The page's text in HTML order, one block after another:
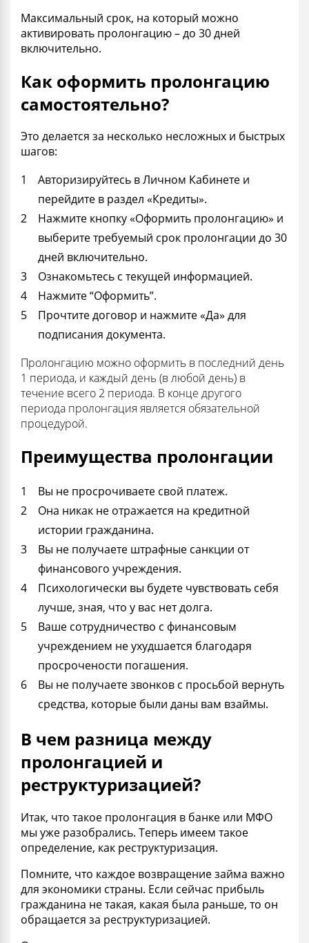
Максимальный срок, на который можно
активировать пролонгацию – до 30 дней
включительно.
Как оформить пролонгацию
самостоятельно?
Это делается за несколько несложных и быстрых
шагов:
Авторизируйтесь в Личном Кабинете и
перейдите в раздел «Кредиты».
Нажмите кнопку «Оформить пролонгацию» и
выберите требуемый срок пролонгации до 30
дней включительно.
Ознакомьтесь с текущей информацией.
Нажмите “Оформить”.
Прочтите договор и нажмите «Да» для
подписания документа.
Пролонгацию можно оформить в последний день
1 периода, и каждый день (в любой день) в
течение всего 2 периода. В конце другого
периода пролонгация является обязательной
процедурой.
Преимущества пролонгации
Вы не просрочиваете свой платеж.
Она никак не отражается на кредитной
истории гражданина.
Вы не получаете штрафные санкции от
финансового учреждения.
Психологически вы будете чувствовать себя
лучше, зная, что у вас нет долга.
Ваше сотрудничество с финансовым
учреждением не ухудшается благодаря
просрочености погашения.
Вы не получаете звонков с просьбой вернуть
средства, которые были даны вам взаймы.
В чем разница между
пролонгацией и
реструктуризацией?
Итак, что такое пролонгация в банке или МФО
мы уже разобрались. Теперь имеем такое
определение, как реструктуризация.
Помните, что каждое возвращение займа важно
для экономики страны. Если сейчас прибыль
гражданина не такая, какая была раньше, то он
обращается за реструктуризацией.